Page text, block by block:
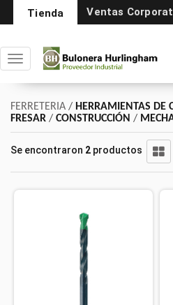
Tienda Ventas
Toggle navigation
FERRETERIA / HERRAMIENTAS DE
FRESAR / CONSTRUCCIÓN /
Se encontraron 2 productos